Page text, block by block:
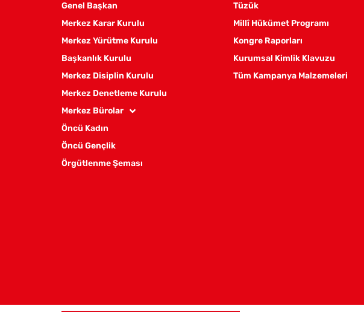
Genel Başkan
Merkez Karar Kurulu
Merkez Yürütme Kurulu
Başkanlık Kurulu
Merkez Disiplin Kurulu
Merkez Denetleme Kurulu
Merkez Bürolar
Öncü Kadın
Öncü Gençlik
Örgütlenme Şeması
Tüzük
Millî Hükümet Programı
Kongre Raporları
Kurumsal Kimlik Klavuzu
Tüm Kampanya Malzemeleri